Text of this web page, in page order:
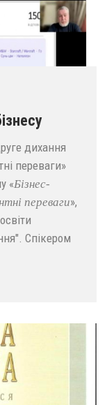
дихання
переваги»
«Бізнес-
переваги»,
Спікером